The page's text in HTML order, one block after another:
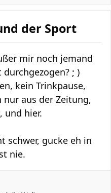
der Sport
mir noch jemand
; )
kein Trinkpause,
nur aus der Zeitung,
und hier.
schwer, gucke eh in
nie.